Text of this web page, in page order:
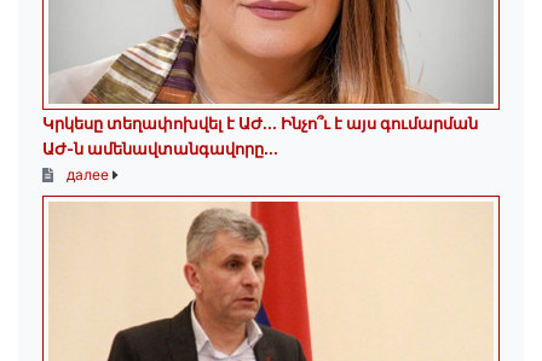
Կրկեսը տեղափոխվել է ԱԺ... Ինչո՞ւ է այս գումարման
ԱԺ-ն ամենավտանգավորը...
далее